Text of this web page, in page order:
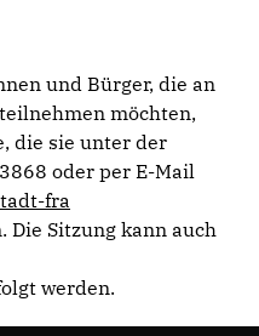
und Bürger, die an
möchten,
die sie unter der
oder per E-Mail
fra
Die Sitzung kann auch
werden.